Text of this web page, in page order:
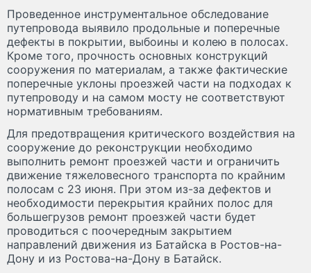
Проведенное инструментальное обследование
путепровода выявило продольные и поперечные
дефекты в покрытии, выбоины и колею в полосах.
Кроме того, прочность основных конструкций
сооружения по материалам, а также фактические
поперечные уклоны проезжей части на подходах к
путепроводу и на самом мосту не соответствуют
нормативным требованиям.
Для предотвращения критического воздействия на
сооружение до реконструкции необходимо
выполнить ремонт проезжей части и ограничить
движение тяжеловесного транспорта по крайним
полосам с 23 июня. При этом из-за дефектов и
необходимости перекрытия крайних полос для
большегрузов ремонт проезжей части будет
проводиться с поочередным закрытием
направлений движения из Батайска в Ростов-на-
Дону и из Ростова-на-Дону в Батайск.